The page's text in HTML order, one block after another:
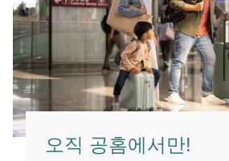
오직 공홈에서만!